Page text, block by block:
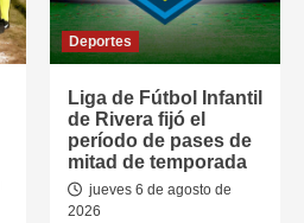
Deportes
Liga de Fútbol Infantil
de Rivera fijó el
período de pases de
mitad de temporada
jueves 6 de agosto de
2026